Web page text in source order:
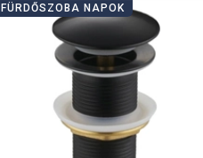
FÜRDŐSZOBA NAPOK